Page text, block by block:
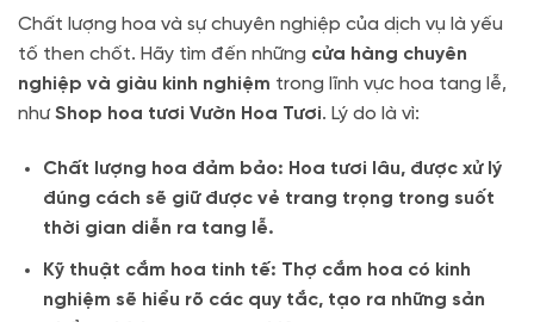
Chất lượng hoa và sự chuyên nghiệp của dịch vụ là yếu
tố then chốt. Hãy tìm đến những cửa hàng chuyên
nghiệp và giàu kinh nghiệm trong lĩnh vực hoa tang lễ,
nhưShop hoa tươi Vườn Hoa Tươi. Lý do là vì:
Chất lượng hoa đảm bảo: Hoa tươi lâu, được xử lý
đúng cách sẽ giữ được vẻ trang trọng trong suốt
thời gian diễn ra tang lễ.
Kỹ thuật cắm hoa tinh tế: Thợ cắm hoa có kinh
nghiệm sẽ hiểu rõ các quy tắc, tạo ra những sản